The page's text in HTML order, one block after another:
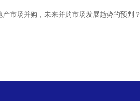
市场并购，未来并购市场发展趋势的预判？